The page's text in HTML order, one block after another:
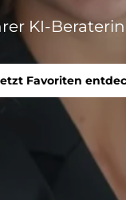
KI-
Favoriten